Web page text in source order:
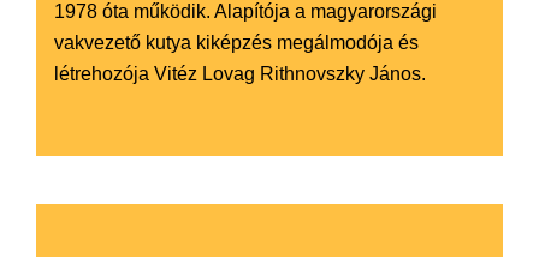
1978 óta működik. Alapítója a magyarországi
vakvezető kutya kiképzés megálmodója és
létrehozója Vitéz Lovag Rithnovszky János.